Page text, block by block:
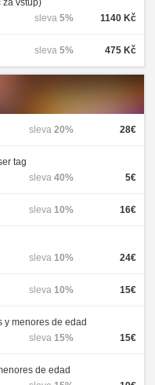
1140 Kč
sleva 5%
475 Kč
sleva 5%
28€
sleva 20%
tag
5€
sleva 40%
16€
sleva 10%
24€
sleva 10%
15€
sleva 10%
y menores de edad
15€
sleva 15%
de edad